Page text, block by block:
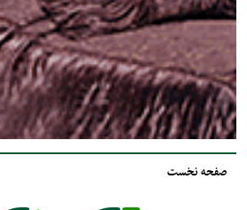
صفحه نخست